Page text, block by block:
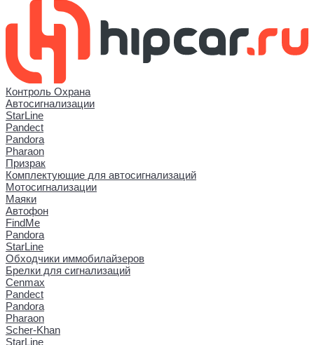
Контроль Охрана
Автосигнализации
StarLine
Pandect
Pandora
Pharaon
Призрак
Комплектующие для автосигнализаций
Мотосигнализации
Маяки
Автофон
FindMe
Pandora
StarLine
Обходчики иммобилайзеров
Брелки для сигнализаций
Cenmax
Pandect
Pandora
Pharaon
Scher-Khan
StarLine